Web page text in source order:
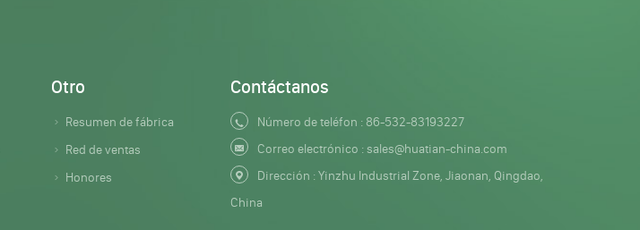
Otro
Resumen de fábrica
Red de ventas
Honores
Contáctanos
Número de teléfon : 86-532-83193227
Correo electrónico :sales@huatian-china.com
Dirección : Yinzhu Industrial Zone, Jiaonan, Qingdao,
China